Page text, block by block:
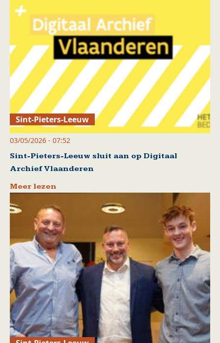
Sint-Pieters-Leeuw
03/05/2026 - 07:52
Sint-Pieters-Leeuw sluit aan op Digitaal
Archief Vlaanderen
Meer lezen